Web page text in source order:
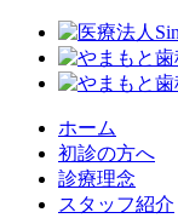
ホーム
初診の方へ
診療理念
スタッフ紹介